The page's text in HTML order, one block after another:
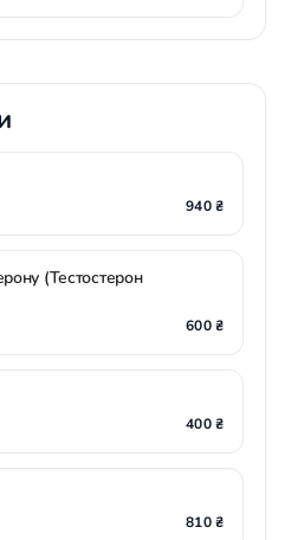
940 ₴
(Тестостерон
600 ₴
400 ₴
810 ₴